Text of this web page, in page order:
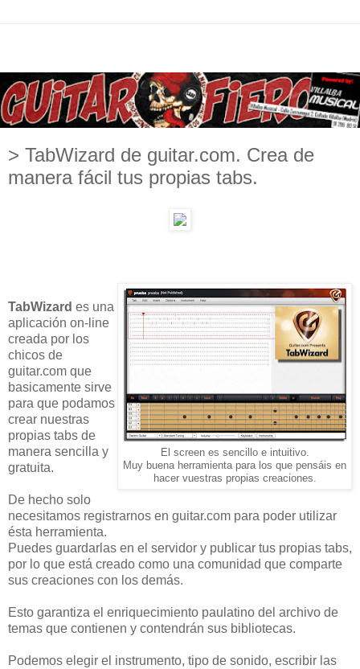
> TabWizard de guitar.com. Crea de
manera fácil tus propias tabs.
El screen es sencillo e intuitivo.
Muy buena herramienta para los que pensáis en
hacer vuestras propias creaciones.
TabWizard es una
aplicación on-line
creada por los
chicos de
guitar.com que
basicamente sirve
para que podamos
crear nuestras
propias tabs de
manera sencilla y
gratuita.
De hecho solo
necesitamos registrarnos en guitar.com para poder utilizar
ésta herramienta.
Puedes guardarlas en el servidor y publicar tus propias tabs,
por lo que está creado como una comunidad que comparte
sus creaciones con los demás.
Esto garantiza el enriquecimiento paulatino del archivo de
temas que contienen y contendrán sus bibliotecas.
Podemos elegir el instrumento, tipo de sonido, escribir las